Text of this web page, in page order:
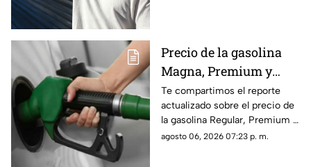
Precio de la gasolina
Magna, Premium y
Diésel en Chiapas:
costo por municipio
este viernes 7 de agosto
Te compartimos el reporte
actualizado sobre el precio de
la gasolina Regular, Premium y
Diésel en las estaciones de
agosto 06, 2026 07:23 p. m.